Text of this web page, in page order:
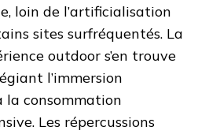
loin de l’artificialisation
sites surfréquentés. La
outdoor s’en trouve
l’immersion
consommation
Les répercussions